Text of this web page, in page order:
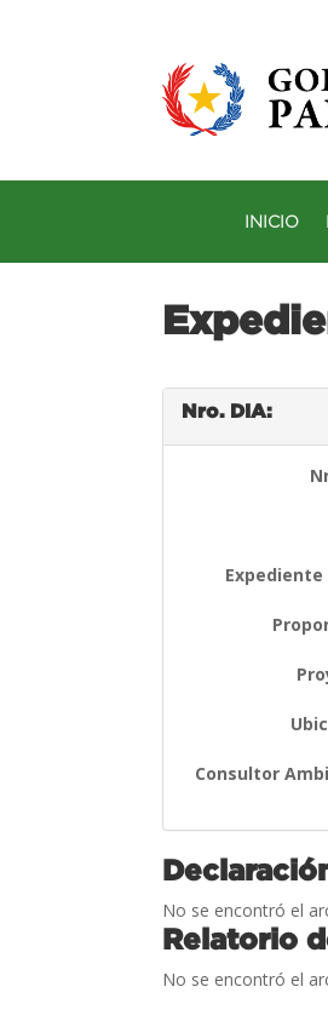
INICIO
Nro. DIA:
Expediente
Consultor
No se encontró el
Relatorio
No se encontró el